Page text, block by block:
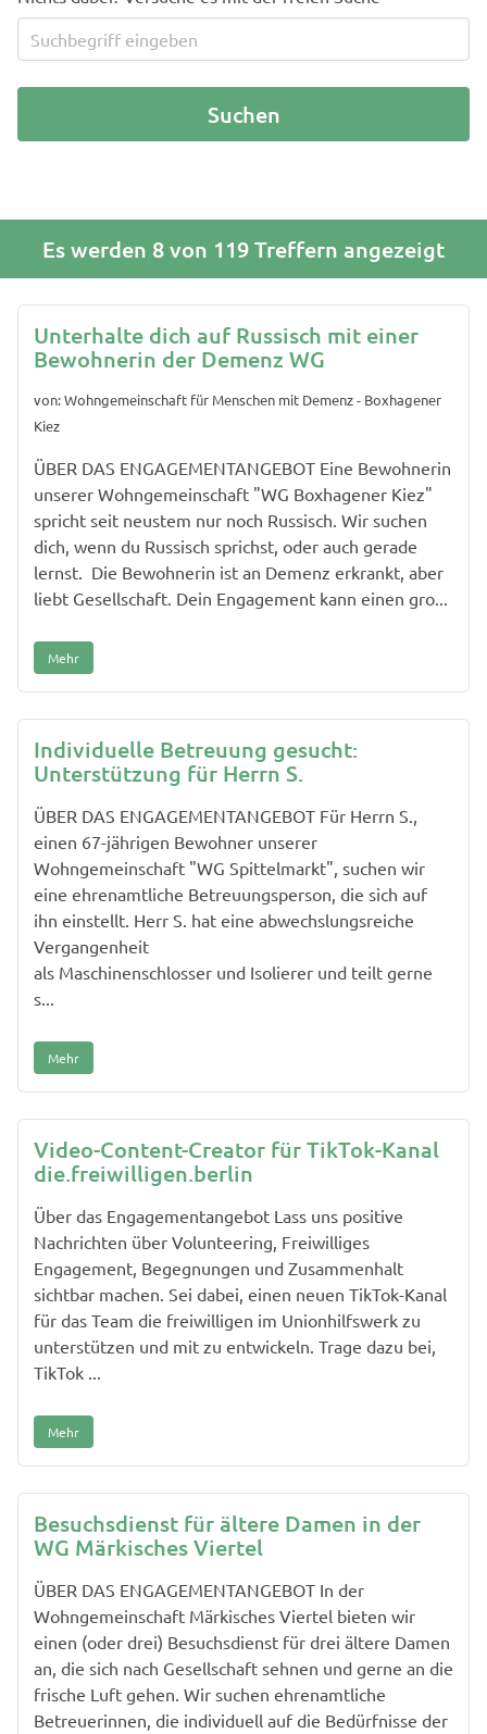
Es werden 8 von 119 Treffern angezeigt
Unterhalte dich auf Russisch mit einer
Bewohnerin der Demenz WG
von: Wohngemeinschaft für Menschen mit Demenz - Boxhagener
Kiez
ÜBER DAS ENGAGEMENTANGEBOT Eine Bewohnerin
unserer Wohngemeinschaft "WG Boxhagener Kiez"
spricht seit neustem nur noch Russisch. Wir suchen
dich, wenn du Russisch sprichst, oder auch gerade
lernst. Die Bewohnerin ist an Demenz erkrankt, aber
liebt Gesellschaft. Dein Engagement kann einen gro...
Mehr
Individuelle Betreuung gesucht:
Unterstützung für Herrn S.
ÜBER DAS ENGAGEMENTANGEBOT Für Herrn S.,
einen 67-jährigen Bewohner unserer
Wohngemeinschaft "WG Spittelmarkt", suchen wir
eine ehrenamtliche Betreuungsperson, die sich auf
ihn einstellt. Herr S. hat eine abwechslungsreiche
Vergangenheit
als Maschinenschlosser und Isolierer und teilt gerne
s...
Mehr
Video-Content-Creator für TikTok-Kanal
die.freiwilligen.berlin
Über das Engagementangebot Lass uns positive
Nachrichten über Volunteering, Freiwilliges
Engagement, Begegnungen und Zusammenhalt
sichtbar machen. Sei dabei, einen neuen TikTok-Kanal
für das Team die freiwilligen im Unionhilfswerk zu
unterstützen und mit zu entwickeln. Trage dazu bei,
TikTok ...
Mehr
Besuchsdienst für ältere Damen in der
WG Märkisches Viertel
ÜBER DAS ENGAGEMENTANGEBOT In der
Wohngemeinschaft Märkisches Viertel bieten wir
einen (oder drei) Besuchsdienst für drei ältere Damen
an, die sich nach Gesellschaft sehnen und gerne an die
frische Luft gehen. Wir suchen ehrenamtliche
Betreuerinnen, die individuell auf die Bedürfnisse der